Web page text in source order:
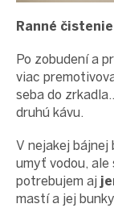
Ranné
Po zobudení a
viac
seba do
druhú kávu.
V nejakej bájnej
umyť vodou, ale
potrebujem aj
mastí a jej